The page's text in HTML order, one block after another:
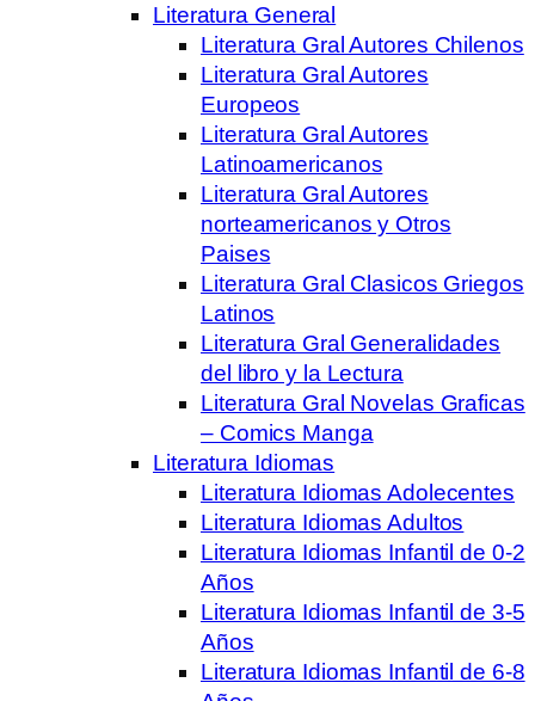
Literatura General
Literatura Gral Autores Chilenos
Literatura Gral Autores
Europeos
Literatura Gral Autores
Latinoamericanos
Literatura Gral Autores
norteamericanos y Otros
Paises
Literatura Gral Clasicos Griegos
Latinos
Literatura Gral Generalidades
del libro y la Lectura
Literatura Gral Novelas Graficas
– Comics Manga
Literatura Idiomas
Literatura Idiomas Adolecentes
Literatura Idiomas Adultos
Literatura Idiomas Infantil de 0-2
Años
Literatura Idiomas Infantil de 3-5
Años
Literatura Idiomas Infantil de 6-8